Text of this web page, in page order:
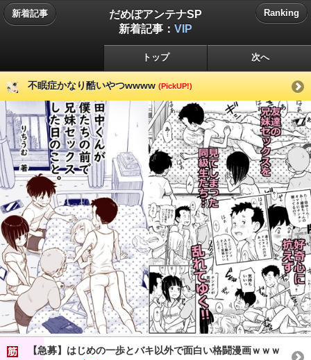
新着記事
だめぽアンテナSP
新着記事： VIP
Ranking
トップ 次へ
不眠症かなり酷いやつwwww (PickUP!)
【急募】はじめの一歩とバキ以外で面白い格闘漫画ｗｗｗ